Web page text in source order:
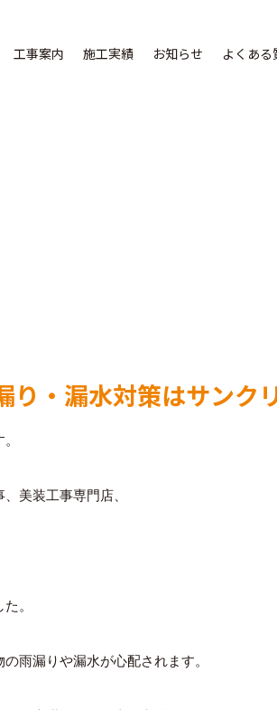
工事案内 施工実績 お知らせ よくある
り・漏水対策はサンク
美装工事専門店、
。
雨漏りや漏水が心配されます。